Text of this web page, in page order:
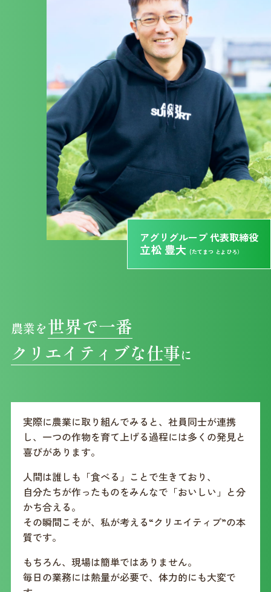
アグリグループ 代表取締役
立松 豊大 (たてまつ とよひろ）
農業を世界で一番
クリエイティブな仕事に
実際に農業に取り組んでみると、社員同士が連携
し、一つの作物を育て上げる過程には多くの発見と
喜びがあります。
人間は誰しも「食べる」ことで生きており、
自分たちが作ったものをみんなで「おいしい」と分
かち合える。
その瞬間こそが、私が考える“クリエイティブ”の本
質です。
もちろん、現場は簡単ではありません。
毎日の業務には熱量が必要で、体力的にも大変で